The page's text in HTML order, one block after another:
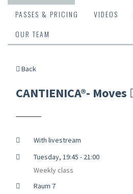
PASSES & PRICING
VIDEOS
OUR TEAM
Back
CANTIENICA®- Moves
With livestream
Tuesday, 19:45 - 21:00
Weekly class
Raum 7